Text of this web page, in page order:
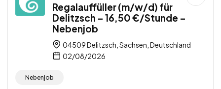
Regalauffüller (m/w/d) für
Delitzsch – 16,50 €/Stunde –
Nebenjob
04509 Delitzsch, Sachsen, Deutschland
02/08/2026
Nebenjob